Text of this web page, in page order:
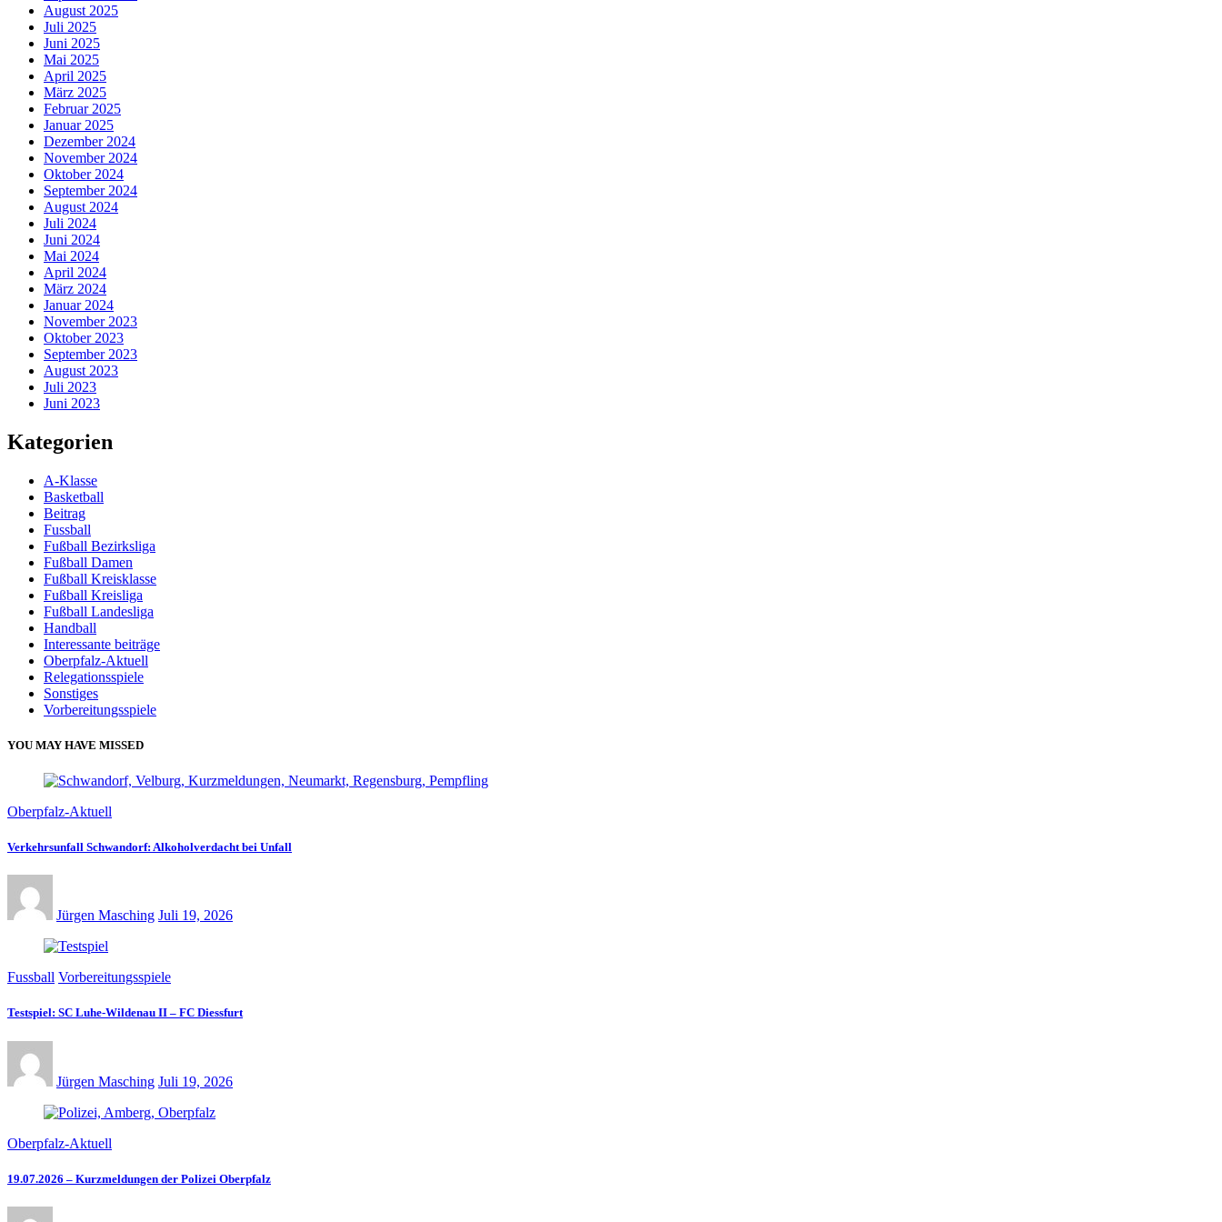
August 2025
Juli 2025
Juni 2025
Mai 2025
April 2025
März 2025
Februar 2025
Januar 2025
Dezember 2024
November 2024
Oktober 2024
September 2024
August 2024
Juli 2024
Juni 2024
Mai 2024
April 2024
März 2024
Januar 2024
November 2023
Oktober 2023
September 2023
August 2023
Juli 2023
Juni 2023
Kategorien
A-Klasse
Basketball
Beitrag
Fussball
Fußball Bezirksliga
Fußball Damen
Fußball Kreisklasse
Fußball Kreisliga
Fußball Landesliga
Handball
Interessante beiträge
Oberpfalz-Aktuell
Relegationsspiele
Sonstiges
Vorbereitungsspiele
YOU MAY HAVE MISSED
Oberpfalz-Aktuell
Verkehrsunfall Schwandorf: Alkoholverdacht bei Unfall
Jürgen Masching Juli 19, 2026
Fussball Vorbereitungsspiele
Testspiel: SC Luhe-Wildenau II – FC Diessfurt
Jürgen Masching Juli 19, 2026
Oberpfalz-Aktuell
19.07.2026 – Kurzmeldungen der Polizei Oberpfalz